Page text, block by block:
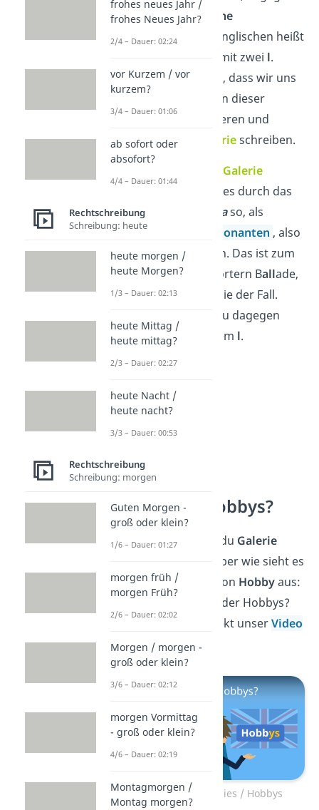
uns oft dieenglische
Schreibweise
. Im Englischen heißt
mit zwei l.
Daher kann es sein, dass wir uns
fälschlicherweise an dieser
Schreibung orientieren und
Gallerie, statt Galerieschreiben.
Galerie
, klingt es durch das
kurz gesprochene
aso, als
müssten zwei
Konsonanten , also
mit Doppel-l, folgen. Das ist zum
Beispiel bei den Wörtern Ballade,
Fußball, und
ergie der Fall.
schreibst du dagegen
immer nur mit einem l.
Hobbies / Hobbys?
Jetzt weißt du, wie du Galerie
richtig schreibst. Aber wie sieht es
mit der Mehrzahl von Hobbyaus:
Heißt es Hobbies oder Hobbys?
Schau dir dazu direkt unserVideo
an.
Zum Video: Hobbies / Hobbys
frohes neues Jahr /
frohes Neues Jahr?
2/4 – Dauer: 02:24
vor Kurzem / vor
kurzem?
3/4 – Dauer: 01:06
ab sofort oder
absofort?
4/4 – Dauer: 01:44
Rechtschreibung
Schreibung: heute
heute morgen /
heute Morgen?
1/3 – Dauer: 02:13
heute Mittag /
heute mittag?
2/3 – Dauer: 02:27
heute Nacht /
heute nacht?
3/3 – Dauer: 00:53
Rechtschreibung
Schreibung: morgen
Guten Morgen -
groß oder klein?
1/6 – Dauer: 01:27
morgen früh /
morgen Früh?
2/6 – Dauer: 02:02
Morgen / morgen -
groß oder klein?
3/6 – Dauer: 02:12
morgen Vormittag
- groß oder klein?
4/6 – Dauer: 02:19
Montagmorgen /
Montag morgen?